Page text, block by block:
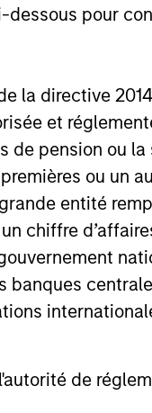
pour
la directive
et
pension ou
ou un
entité
chiffre
banques
de
socially impactful
not constitute
jurisdiction in
risk considerations.